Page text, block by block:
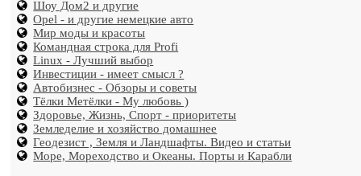
Шоу Дом2 и другие
Opel - и другие немецкие авто
Мир моды и красоты
Командная строка для Profi
Linux - Лучший выбор
Инвестиции - имеет смысл ?
Автобизнес - Обзоры и советы
Тёлки Метёлки - Му любовь )
Здоровье, Жизнь, Спорт - приоритеты
Земледелие и хозяйство домашнее
Геодезист , Земля и Ландшафты. Видео и статьи
Море, Мореходство и Океаны. Порты и Карабли